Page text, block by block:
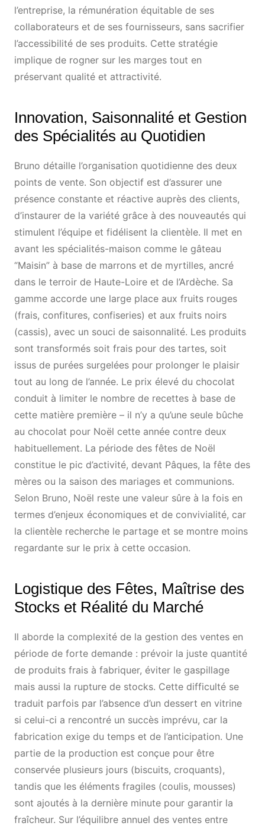
l’entreprise, la rémunération équitable de ses
collaborateurs et de ses fournisseurs, sans sacrifier
l’accessibilité de ses produits. Cette stratégie
implique de rogner sur les marges tout en
préservant qualité et attractivité.
Innovation, Saisonnalité et Gestion
des Spécialités au Quotidien
Bruno détaille l’organisation quotidienne des deux
points de vente. Son objectif est d’assurer une
présence constante et réactive auprès des clients,
d’instaurer de la variété grâce à des nouveautés qui
stimulent l’équipe et fidélisent la clientèle. Il met en
avant les spécialités-maison comme le gâteau
“Maisin” à base de marrons et de myrtilles, ancré
dans le terroir de Haute-Loire et de l’Ardèche. Sa
gamme accorde une large place aux fruits rouges
(frais, confitures, confiseries) et aux fruits noirs
(cassis), avec un souci de saisonnalité. Les produits
sont transformés soit frais pour des tartes, soit
issus de purées surgelées pour prolonger le plaisir
tout au long de l’année. Le prix élevé du chocolat
conduit à limiter le nombre de recettes à base de
cette matière première – il n’y a qu’une seule bûche
au chocolat pour Noël cette année contre deux
habituellement. La période des fêtes de Noël
constitue le pic d’activité, devant Pâques, la fête des
mères ou la saison des mariages et communions.
Selon Bruno, Noël reste une valeur sûre à la fois en
termes d’enjeux économiques et de convivialité, car
la clientèle recherche le partage et se montre moins
regardante sur le prix à cette occasion.
Logistique des Fêtes, Maîtrise des
Stocks et Réalité du Marché
Il aborde la complexité de la gestion des ventes en
période de forte demande : prévoir la juste quantité
de produits frais à fabriquer, éviter le gaspillage
mais aussi la rupture de stocks. Cette difficulté se
traduit parfois par l’absence d’un dessert en vitrine
si celui-ci a rencontré un succès imprévu, car la
fabrication exige du temps et de l’anticipation. Une
partie de la production est conçue pour être
conservée plusieurs jours (biscuits, croquants),
tandis que les éléments fragiles (coulis, mousses)
sont ajoutés à la dernière minute pour garantir la
fraîcheur. Sur l’équilibre annuel des ventes entre